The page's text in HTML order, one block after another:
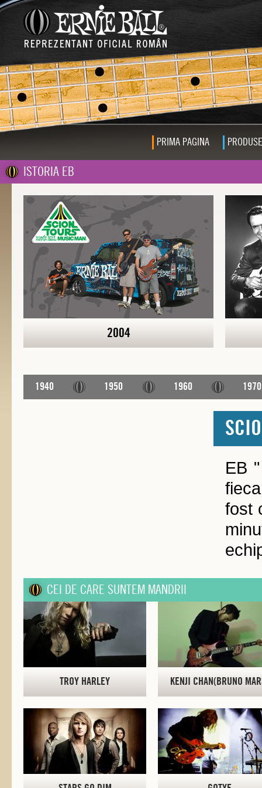
PRIMA PAGINA PRODUSE
ISTORIA EB
2004
1940 1950 1960 1970
EB
fost
CEI DE CARE SUNTEM MANDRII
TROY HARLEY KENJI CHAN(BRUNO